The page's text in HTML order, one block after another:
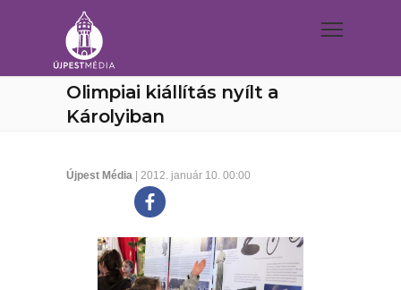
Olimpiai kiállítás nyílt a
Károlyiban
Újpest Média | 2012. január 10. 00:00